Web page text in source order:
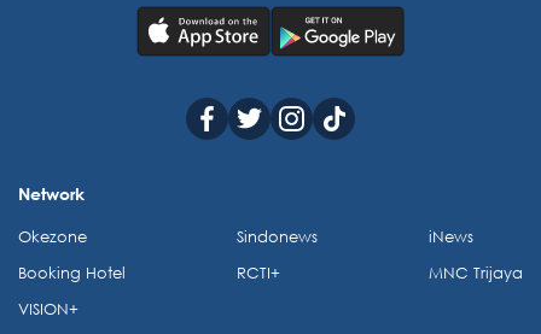
Network
Okezone
Booking Hotel
VISION+
Sindonews
RCTI+
iNews
MNC Trijaya